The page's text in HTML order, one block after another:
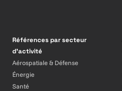
Références par secteur
d’activité
Aérospatiale & Défense
Énergie
Santé